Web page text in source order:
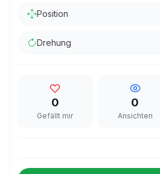
Position
Drehung
0
Gefällt mir
0
Ansichten